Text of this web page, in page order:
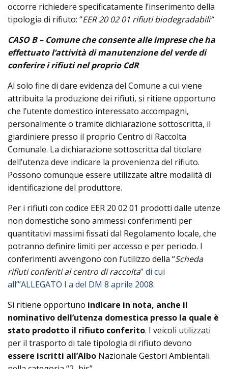
occorre richiedere specificatamente l’inserimento della
tipologia di rifiuto: “EER 20 02 01 rifiuti biodegradabili”
CASO B – Comune che consente alle imprese che ha
effettuato l’attività di manutenzione del verde di
conferire i rifiuti nel proprio CdR
Al solo fine di dare evidenza del Comune a cui viene
attribuita la produzione dei rifiuti, si ritiene opportuno
che l’utente domestico interessato accompagni,
personalmente o tramite dichiarazione sottoscritta, il
giardiniere presso il proprio Centro di Raccolta
Comunale. La dichiarazione sottoscritta dal titolare
dell’utenza deve indicare la provenienza del rifiuto.
Possono comunque essere utilizzate altre modalità di
identificazione del produttore.
Per i rifiuti con codice EER 20 02 01 prodotti dalle utenze
non domestiche sono ammessi conferimenti per
quantitativi massimi fissati dal Regolamento locale, che
potranno definire limiti per accesso e per periodo. I
conferimenti avvengono con l’utilizzo della “Scheda
rifiuti conferiti al centro di raccolta” di cui
all’”ALLEGATO I a del DM 8 aprile 2008.
Si ritiene opportuno indicare in nota, anche il
nominativo dell’utenza domestica presso la quale è
stato prodotto il rifiuto conferito. I veicoli utilizzati
per il trasporto di tale tipologia di rifiuto devono
essere iscritti all’Albo Nazionale Gestori Ambientali